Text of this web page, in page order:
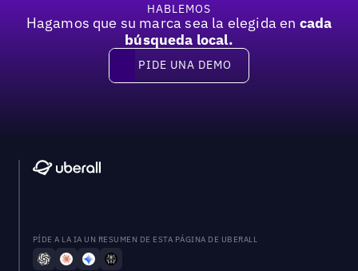
HABLEMOS
Hagamos que su marca sea la elegida en cada
búsqueda local.
Pide una demo
PIDE UNA DEMO
PÍDE A LA IA UN RESUMEN DE ESTA PÁGINA DE UBERALL